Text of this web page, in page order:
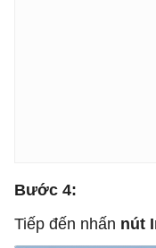
Bước 4:
Tiếp đến nhấn nút